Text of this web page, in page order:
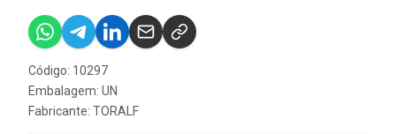
Código: 10297
Embalagem: UN
Fabricante: TORALF